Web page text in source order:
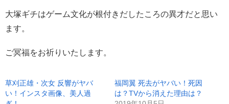
大塚ギチはゲーム文化が根付きだしたころの異才だと思い
ます。
ご冥福をお祈りいたします。
草刈正雄・次女 反響がヤバ
い！インスタ画像、美人過
福岡翼 死去がヤバい！死因
は？TVから消えた理由は？